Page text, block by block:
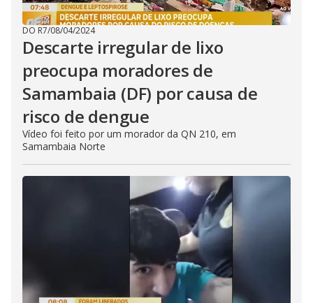
DO R7/08/04/2024
Descarte irregular de lixo
preocupa moradores de
Samambaia (DF) por causa de
risco de dengue
Vídeo foi feito por um morador da QN 210, em
Samambaia Norte